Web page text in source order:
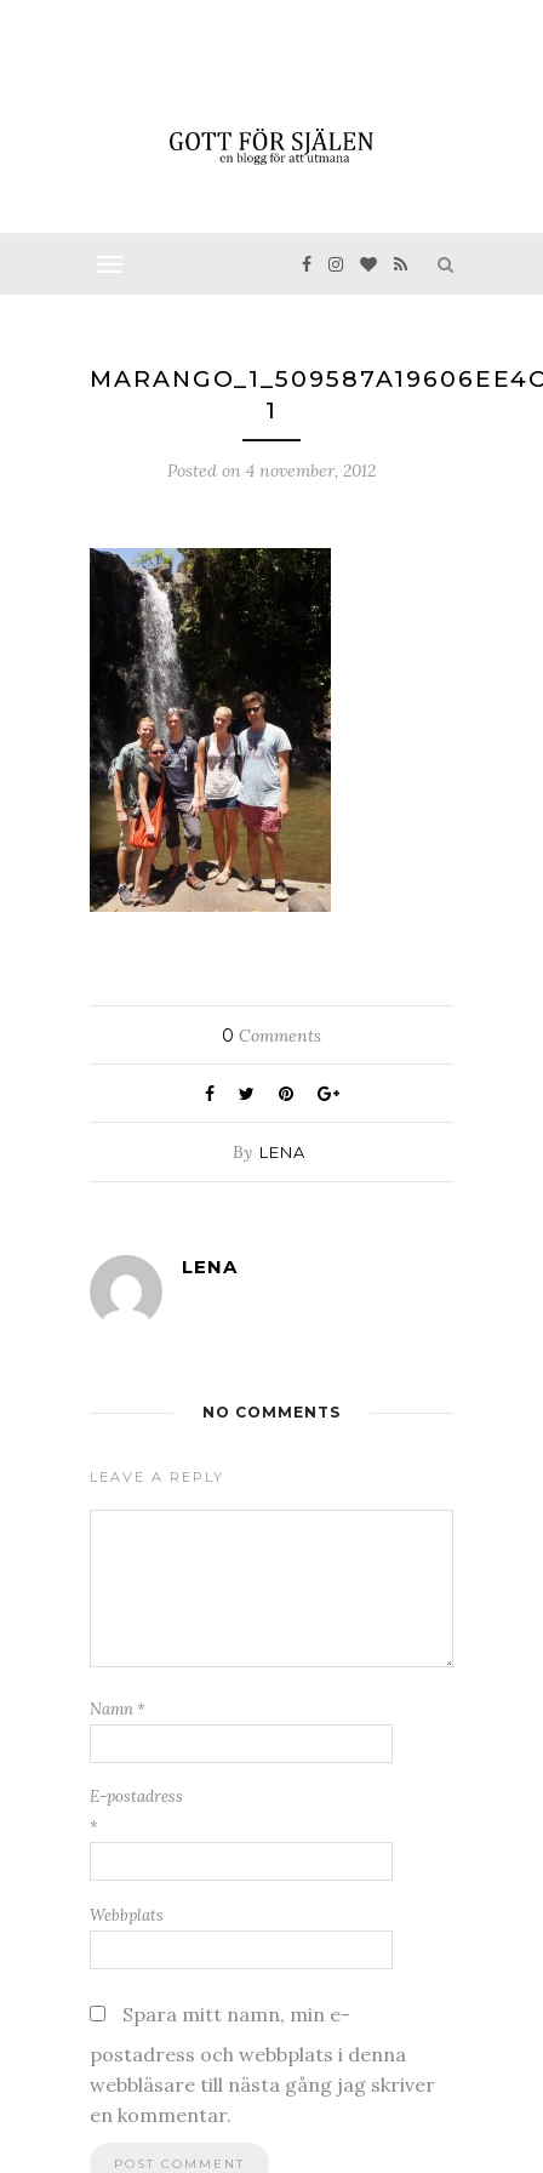
1
Posted on 4 november, 2012
0 Comments
By LENA
LENA
NO COMMENTS
LEAVE A REPLY
Namn *
E-postadress
*
Webbplats
Spara mitt namn, min e-
postadress och webbplats i denna
webbläsare till nästa gång jag skriver
en kommentar.